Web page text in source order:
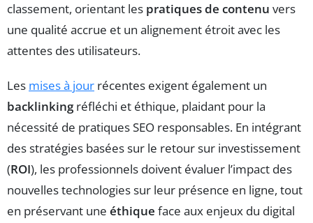
classement, orientant les pratiques de contenu vers
une qualité accrue et un alignement étroit avec les
attentes des utilisateurs.
Les mises à jour récentes exigent également un
backlinkingréfléchi et éthique, plaidant pour la
nécessité de pratiques SEO responsables. En intégrant
des stratégies basées sur le retour sur investissement
(ROI), les professionnels doivent évaluer l’impact des
nouvelles technologies sur leur présence en ligne, tout
en préservant une éthique face aux enjeux du digital